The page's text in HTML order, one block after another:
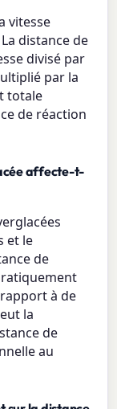
vitesse
distance de
divisé par
par la
totale
de réaction
affecte-t-
et le
de
à de
la
de
au